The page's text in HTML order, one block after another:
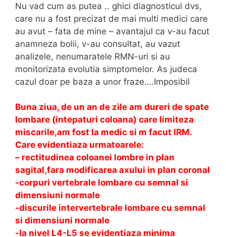
Nu vad cum as putea .. ghici diagnosticul dvs,
care nu a fost precizat de mai multi medici care
au avut – fata de mine – avantajul ca v-au facut
anamneza bolii, v-au consultat, au vazut
analizele, nenumaratele RMN-uri si au
monitorizata evolutia simptomelor. As judeca
cazul doar pe baza a unor fraze….Imposibil
Buna ziua, de un an de zile am dureri de spate
lombare (intepaturi coloana) care limiteza
miscarile,am fost la medic si m facut IRM.
Care evidentiaza urmatoarele:
– rectitudinea coloanei lombre in plan
sagital,fara modificarea axului in plan coronal
-corpuri vertebrale lombare cu semnal si
dimensiuni normale
-discurile intervertebrale lombare cu semnal
si dimensiuni normale
-la nivel L4-L5 se evidentiaza minima